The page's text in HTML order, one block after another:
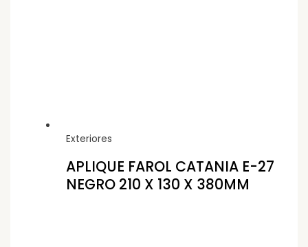
Exteriores
APLIQUE FAROL CATANIA E-27
NEGRO 210 X 130 X 380MM